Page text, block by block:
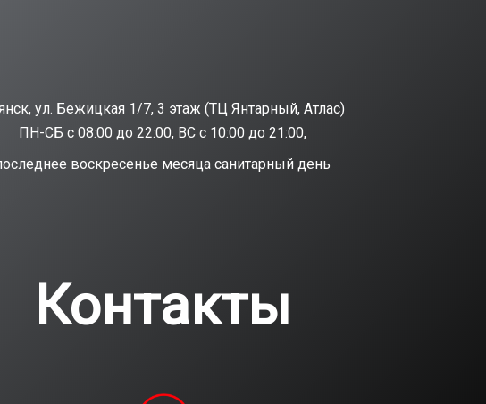
ул. Бежицкая 1/7, 3 этаж (ТЦ Янтарный, Атлас)
ПН-СБ с 08:00 до 22:00, ВС с 10:00 до 21:00,
воскресенье месяца санитарный день
Контакты